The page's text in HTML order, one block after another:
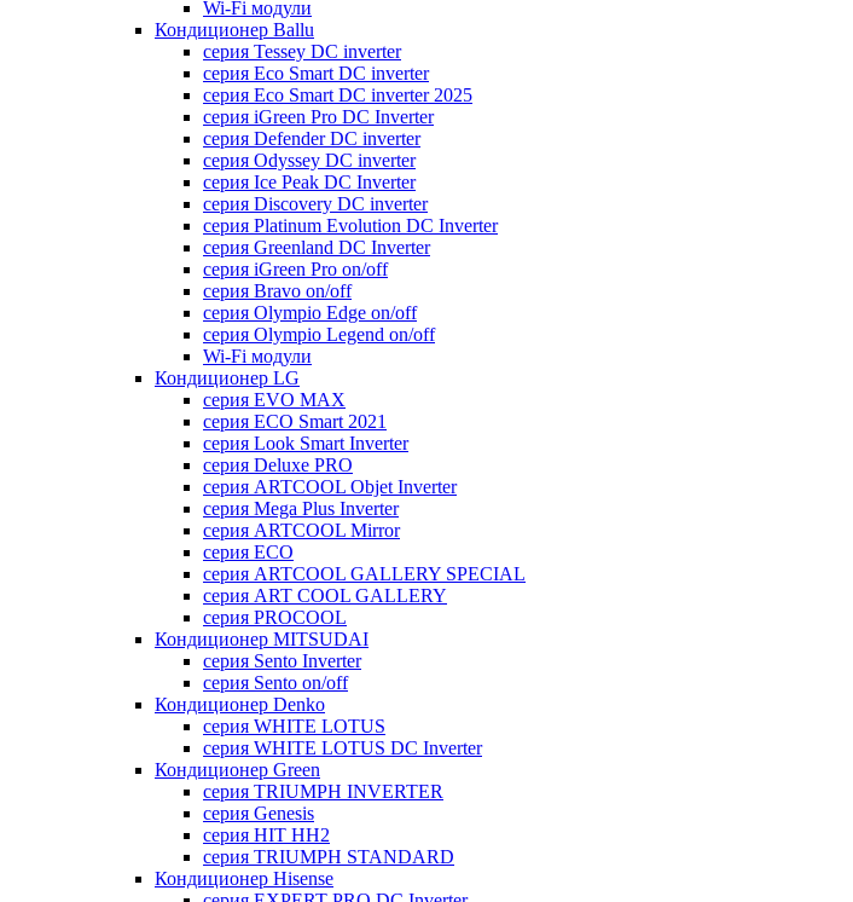
Wi-Fi модули
Кондиционер Ballu
серия Tessey DC inverter
серия Eco Smart DC inverter
серия Eco Smart DC inverter 2025
серия iGreen Pro DC Inverter
серия Defender DC inverter
серия Odyssey DC inverter
серия Ice Peak DС Inverter
cерия Discovery DC inverter
серия Platinum Evolution DC Inverter
серия Greenland DC Inverter
серия iGreen Pro on/off
серия Bravo on/off
серия Olympio Edge on/off
серия Olympio Legend on/off
Wi-Fi модули
Кондиционер LG
серия EVO MAX
серия ECO Smart 2021
серия Look Smart Inverter
серия Deluxe PRO
серия ARTCOOL Objet Inverter
серия Mega Plus Inverter
серия ARTCOOL Mirror
серия ECO
серия ARTCOOL GALLERY SPECIAL
серия ART COOL GALLERY
серия PROCOOL
Кондиционер MITSUDAI
серия Sento Inverter
серия Sento on/off
Кондиционер Denko
серия WHITE LOTUS
серия WHITE LOTUS DC Inverter
Кондиционер Green
серия TRIUMPH INVERTER
серия Genesis
серия HIT HH2
серия TRIUMPH STANDARD
Кондиционер Hisense